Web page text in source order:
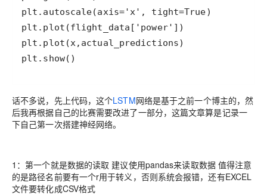
plt.show()
话不多说，先上代码，这个LSTM网络是基于之前一个博主的，然
后我再根据自己的比赛需要改进了一部分，这篇文章算是记录一
下自己第一次搭建神经网络。
1：第一个就是数据的读取 建议使用pandas来读取数据 值得注意
的是路径名前要有一个r用于转义，否则系统会报错，还有EXCEL
文件要转化成CSV格式